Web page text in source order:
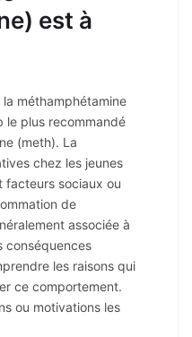
est à
méthamphétamine
le plus recommandé
(meth). La
chez les jeunes
facteurs sociaux ou
de
associée à
conséquences
les raisons qui
ce comportement.
ou motivations les